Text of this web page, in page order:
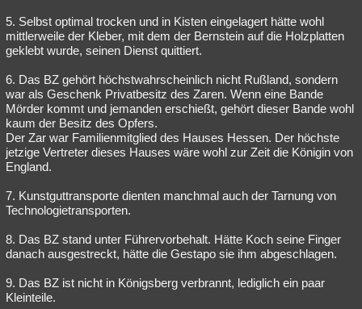
5. Selbst optimal trocken und in Kisten eingelagert hätte wohl
mittlerweile der Kleber, mit dem der Bernstein auf die Holzplatten
geklebt wurde, seinen Dienst quittiert.
6. Das BZ gehört höchstwahrscheinlich nicht Rußland, sondern
war als Geschenk Privatbesitz des Zaren. Wenn eine Bande
Mörder kommt und jemanden erschießt, gehört dieser Bande wohl
kaum der Besitz des Opfers.
Der Zar war Familienmitglied des Hauses Hessen. Der höchste
jetzige Vertreter dieses Hauses wäre wohl zur Zeit die Königin von
England.
7. Kunstguttransporte dienten manchmal auch der Tarnung von
Technologietransporten.
8. Das BZ stand unter Führervorbehalt. Hätte Koch seine Finger
danach ausgestreckt, hätte die Gestapo sie ihm abgeschlagen.
9. Das BZ ist nicht in Königsberg verbrannt, lediglich ein paar
Kleinteile.